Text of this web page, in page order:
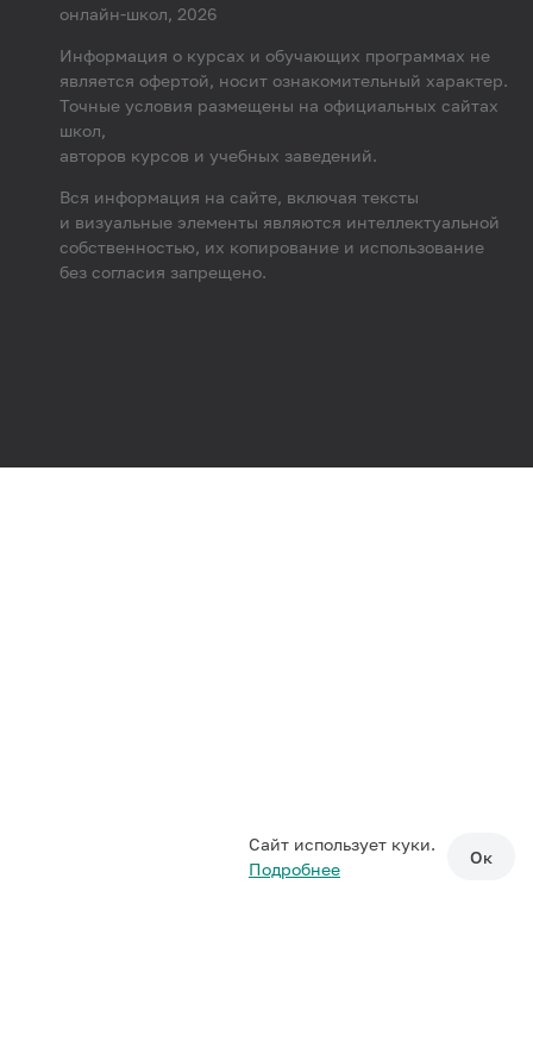
Сайт использует куки.
Подробнее
Ок
онлайн-школ, 2026
Информация о курсах и обучающих программах не
является офертой, носит ознакомительный характер.
Точные условия размещены на официальных сайтах
школ,
авторов курсов и учебных заведений.
Вся информация на сайте, включая тексты
и визуальные элементы являются интеллектуальной
собственностью, их копирование и использование
без согласия запрещено.